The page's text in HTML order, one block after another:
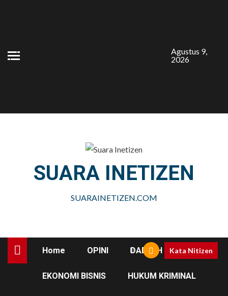
Agustus 9,
2026
SUARA INETIZEN
SUARAINETIZEN.COM
Home OPINI DAERAH
EKONOMI BISNIS HUKUM KRIMINAL
Kata Nitizen